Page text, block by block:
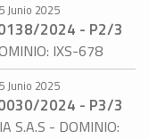
Junio 2025
0138/2024 - P2/3
IXS-678
Junio 2025
0030/2024 - P3/3
S.A.S - DOMINIO: